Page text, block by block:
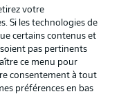
d’utilisation des
votre
Si les technologies de
certains contenus et
pas pertinents
ce menu pour
consentement à tout
préférences en bas